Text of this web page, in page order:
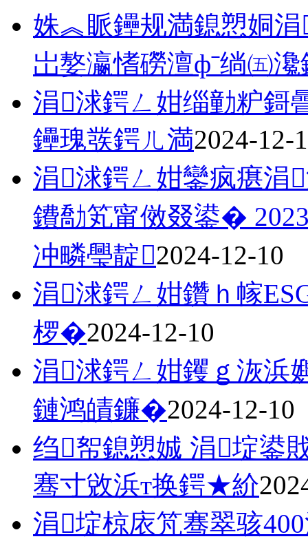
姝︽眽鑸规満鎴愬姛
岀嫯瀛愭磱澶фˉ绱㈤
涓浗鍔ㄥ姏缁勭粐鎶
鑸瑰彂鍔ㄦ満2024-12-
涓浗鍔ㄥ姏鑾疯瘎涓
鐨勪笂甯傚叕鍙�
冲疄璺靛2024-12-10
涓浗鍔ㄥ姏鑽ｈ幏
椤�2024-12-10
涓浗鍔ㄥ姏钁ｇ洃浜
鏈鸿皟鐮�2024-12-10
绉帤鎴愬娍 涓埞鍙
骞寸敓浜т换鍔★紒
涓埞椋庡竼骞翠骇